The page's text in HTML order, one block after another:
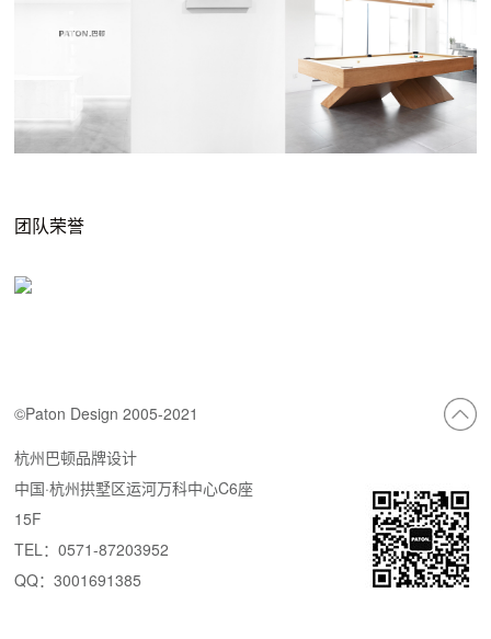
团队荣誉
©Paton Design 2005-2021
杭州巴顿品牌设计
中国·杭州拱墅区运河万科中心C6座
15F
TEL：0571-87203952
QQ：3001691385